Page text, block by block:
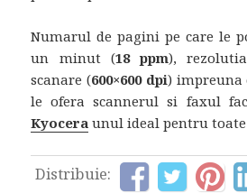
Numarul de pagini pe care le
un minut (18 ppm),
scanare (600×600 dpi) impreuna
le ofera scannerul si faxul
Kyocera unul ideal pentru
Distribuie: